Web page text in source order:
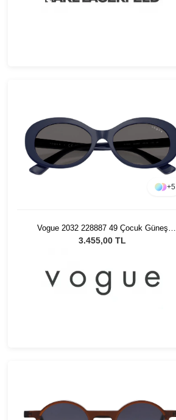
+5
Vogue 2032 228887 49 Çocuk Güneş
Gözlüğü
3.455,00 TL